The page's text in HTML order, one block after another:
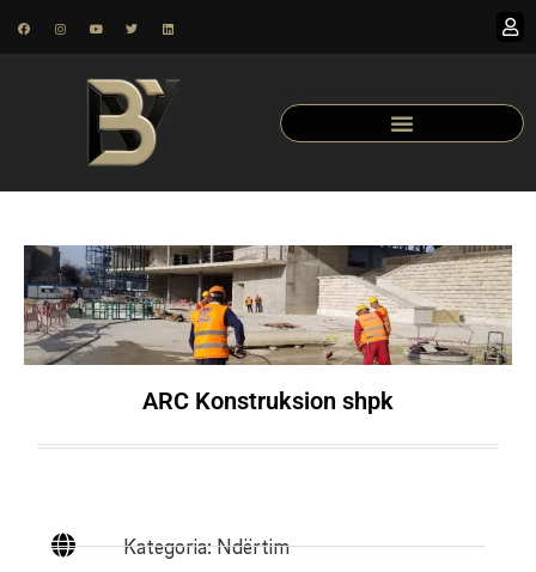
ARC Konstruksion shpk
Kategoria: Ndërtim